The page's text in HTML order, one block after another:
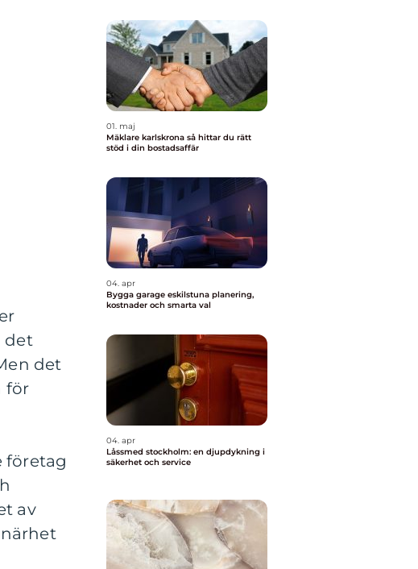
det
det
för
företag
av
01. maj
Mäklare karlskrona så hittar du rätt
stöd i din bostadsaffär
04. apr
Bygga garage eskilstuna planering,
kostnader och smarta val
04. apr
Låssmed stockholm: en djupdykning i
säkerhet och service